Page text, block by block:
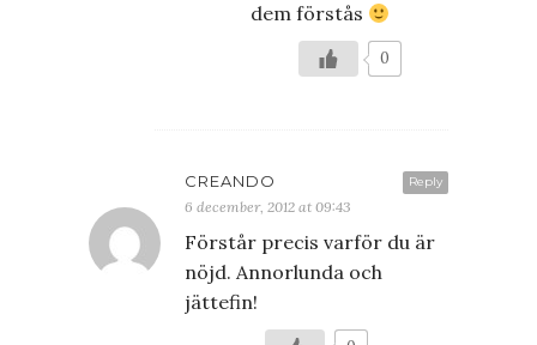
dem förstås
0
Reply
CREANDO
6 december, 2012 at 09:43
Förstår precis varför du är
nöjd. Annorlunda och
jättefin!